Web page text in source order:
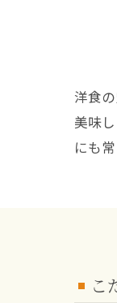
洋食
美味
にも
こ